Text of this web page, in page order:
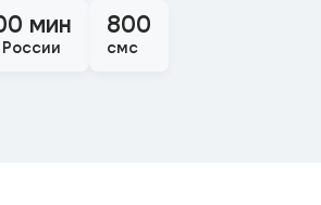
мин 800
смс